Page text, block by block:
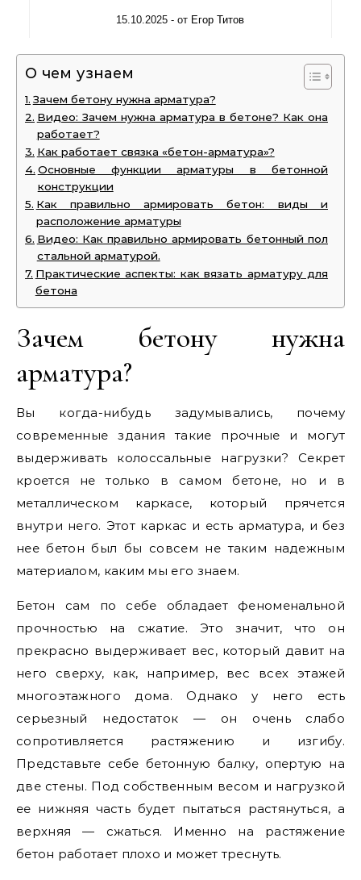
15.10.2025 - от Егор Титов
О чем узнаем
Зачем бетону нужна арматура?
Видео: Зачем нужна арматура в бетоне? Как она
работает?
Как работает связка «бетон-арматура»?
Основные функции арматуры в бетонной
конструкции
Как правильно армировать бетон: виды и
расположение арматуры
Видео: Как правильно армировать бетонный пол
стальной арматурой.
Практические аспекты: как вязать арматуру для
бетона
Зачем бетону нужна
арматура?
Вы когда-нибудь задумывались, почему
современные здания такие прочные и могут
выдерживать колоссальные нагрузки? Секрет
кроется не только в самом бетоне, но и в
металлическом каркасе, который прячется
внутри него. Этот каркас и есть арматура, и без
нее бетон был бы совсем не таким надежным
материалом, каким мы его знаем.
Бетон сам по себе обладает феноменальной
прочностью на сжатие. Это значит, что он
прекрасно выдерживает вес, который давит на
него сверху, как, например, вес всех этажей
многоэтажного дома. Однако у него есть
серьезный недостаток — он очень слабо
сопротивляется растяжению и изгибу.
Представьте себе бетонную балку, опертую на
две стены. Под собственным весом и нагрузкой
ее нижняя часть будет пытаться растянуться, а
верхняя — сжаться. Именно на растяжение
бетон работает плохо и может треснуть.